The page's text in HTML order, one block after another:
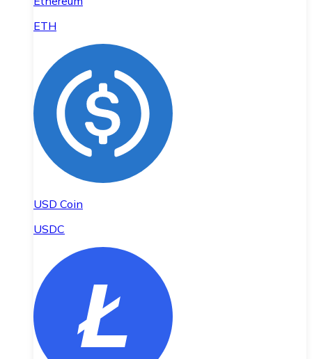
ETH
USD Coin
USDC